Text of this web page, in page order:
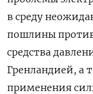
в среду
пошлины против
средства
Гренландией, а
применения